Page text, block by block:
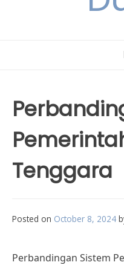
Tenggara
Posted on October 8, 2024
Perbandingan Sistem